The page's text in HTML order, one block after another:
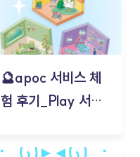
🔮apoc 서비스 체
험 후기_Play 서비
김태현